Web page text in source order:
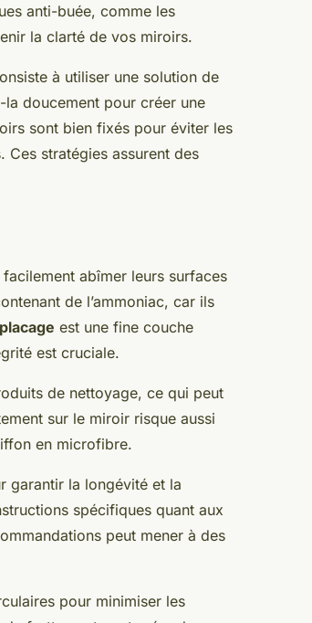
anti-buée, comme les
la clarté de vos miroirs.
à utiliser une solution de
la doucement pour créer une
sont bien fixés pour éviter les
stratégies assurent des
abîmer leurs surfaces
de l’ammoniac, car ils
placage est une fine couche
est cruciale.
de nettoyage, ce qui peut
sur le miroir risque aussi
en microfibre.
garantir la longévité et la
spécifiques quant aux
peut mener à des
pour minimiser les